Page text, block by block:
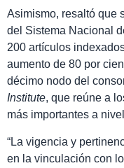
Asimismo, resaltó que
del Sistema Nacional
200 artículos
aumento de 80 por
décimo nodo del
Institute, que reúne a
más importantes a
“La vigencia y
en la vinculación con